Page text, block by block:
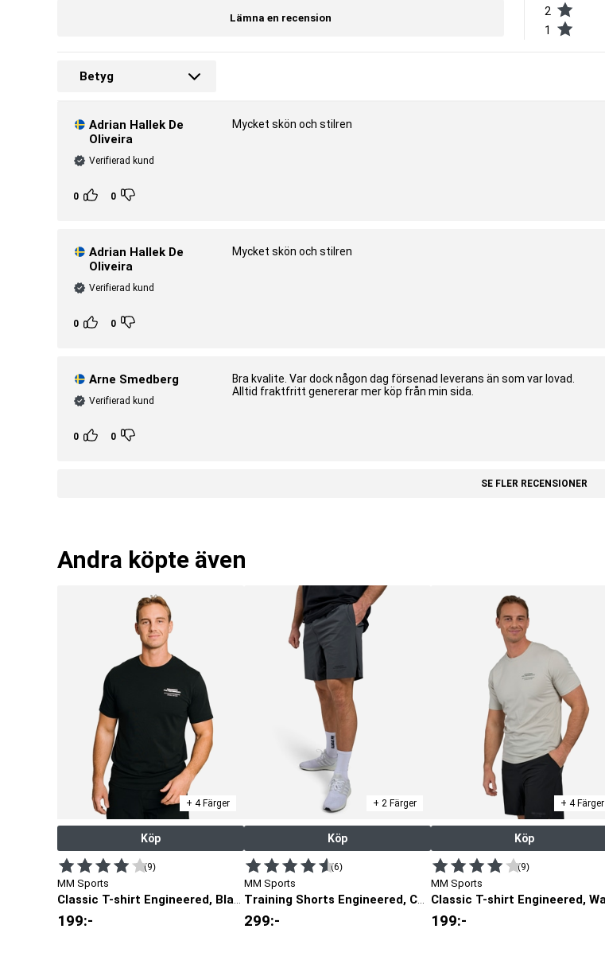
Lämna en recension
2
1
Betyg
Adrian Hallek De
Oliveira
Verifierad kund
0 0
Mycket skön och stilren
Adrian Hallek De
Oliveira
Verifierad kund
0 0
Mycket skön och stilren
Arne Smedberg
Verifierad kund
0 0
Bra kvalite. Var dock någon dag försenad leverans än som var lovad.
Alltid fraktfritt genererar mer köp från min sida.
SE FLER RECENSIONER
Andra köpte även
+ 4 Färger
Köp
(9)
MM Sports
Classic T-shirt Engineered, Black
199:-
+ 2 Färger
Köp
(6)
MM Sports
Training Shorts Engineered, Cool Grey
299:-
+ 4 Färger
Köp
(9)
MM Sports
199:-